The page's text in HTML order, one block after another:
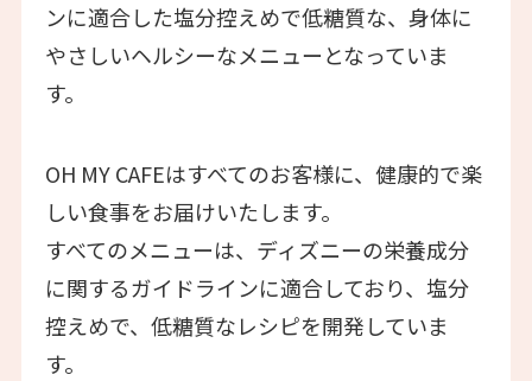
ンに適合した塩分控えめで低糖質な、身体に
やさしいヘルシーなメニューとなっていま
す。
OH MY CAFEはすべてのお客様に、健康的で楽
しい食事をお届けいたします。
すべてのメニューは、ディズニーの栄養成分
に関するガイドラインに適合しており、塩分
控えめで、低糖質なレシピを開発していま
す。